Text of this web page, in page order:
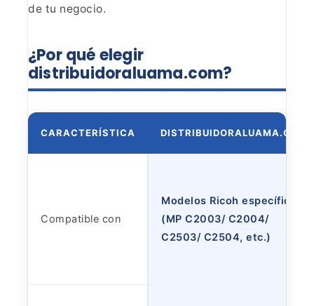
de tu negocio.
¿Por qué elegir
distribuidoraluama.com?
CARACTERÍSTICA DISTRIBUIDORALUAMA.COM
Compatible con
Modelos Ricoh específicos
(MP C2003/ C2004/
C2503/ C2504, etc.)